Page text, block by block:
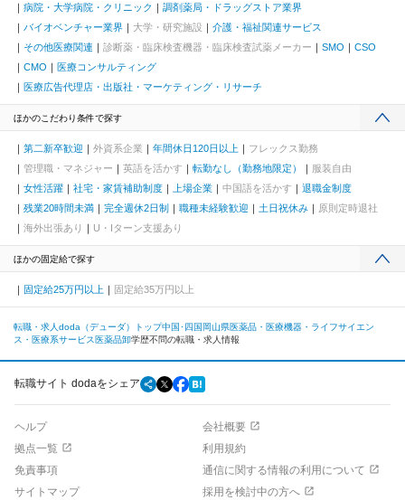
病院・大学病院・クリニック
調剤薬局・ドラッグストア業界
バイオベンチャー業界
大学・研究施設
介護・福祉関連サービス
その他医療関連
診断薬・臨床検査機器・臨床検査試薬メーカー SMO
CSO
CMO
医療コンサルティング
医療広告代理店・出版社・マーケティング・リサーチ
ほかのこだわり条件で探す
第二新卒歓迎 外資系企業 年間休日120日以上
フレックス勤務
管理職・マネジャー
英語を活かす 転勤なし（勤務地限定）
服装自由
女性活躍
社宅・家賃補助制度 上場企業 中国語を活かす
退職金制度
残業20時間未満
完全週休2日制 職種未経験歓迎 土日祝休み
原則定時退社
海外出張あり
U・Iターン支援あり
ほかの固定給で探す
固定給25万円以上 固定給35万円以上
転職・求人doda（デューダ）トップ中国･四国 岡山県医薬品・医療機器・ライフサイエン
ス・医療系サービス 医薬品卸学歴不問の転職・求人情報
転職サイト dodaをシェア
ヘルプ
会社概要
拠点一覧
利用規約
免責事項
通信に関する情報の利用について
サイトマップ
採用を検討中の方へ